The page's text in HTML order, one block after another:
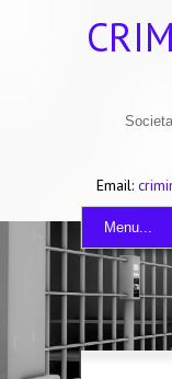
Email:
Menu...